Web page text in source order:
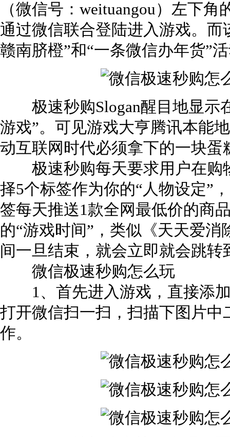
（微信号：weituangou）左下
通过微信联合登陆进入游戏。而
赣南脐橙”和“一条微信办年货”
极速秒购Slogan醒目地显示
游戏”。可见游戏大亨腾讯本能
动互联网时代必须拿下的一块蛋
极速秒购每天要求用户在购
择5个标签作为你的“人物设定”
签每天推送1款全网最低价的商
的“游戏时间”，类似《天天爱
间一旦结束，就会立即就会跳转
微信极速秒购怎么玩
1、首先进入游戏，直接添加
打开微信扫一扫，扫描下图片
作。